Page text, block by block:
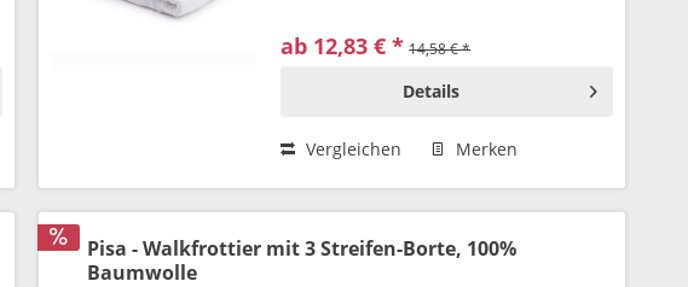
ab 12,83 € * 14,58 € *
Details
Vergleichen Merken
Pisa - Walkfrottier mit 3 Streifen-Borte, 100%
Baumwolle